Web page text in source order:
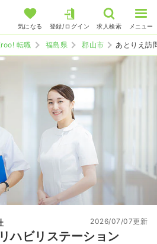
気になる 登録/ログイン 求人検索 メニュー
転職 福島県 郡山市 あとりえ訪
ハビリステーション
2026/07/07更新